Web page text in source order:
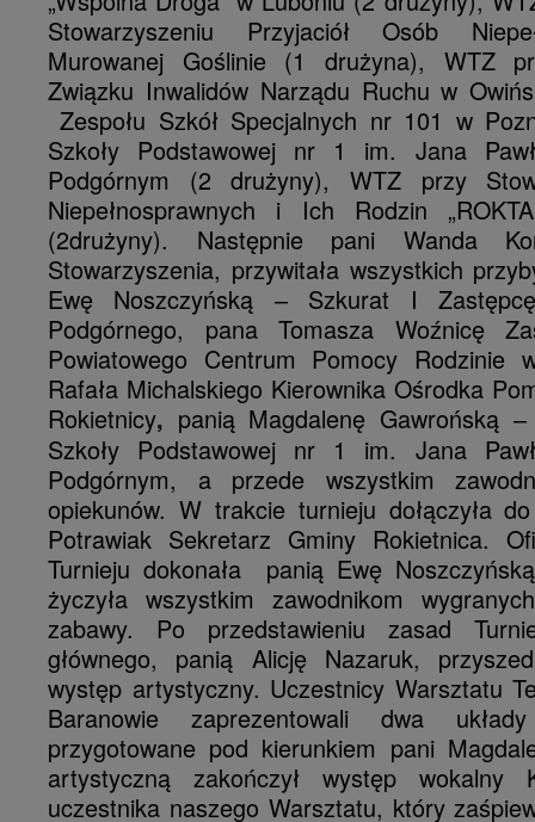
Stowarzyszeniu Przyjaciół Osób
Murowanej Goślinie (1 drużyna), WTZ
Związku Inwalidów Narządu Ruchu w
Zespołu Szkół Specjalnych nr 101 w
Szkoły Podstawowej nr 1 im. Jana
Podgórnym (2 drużyny), WTZ przy
Niepełnosprawnych i Ich Rodzin
(2drużyny). Następnie pani Wanda
Stowarzyszenia, przywitała wszystkich
Ewę Noszczyńską – Szkurat I
Podgórnego, pana Tomasza Woźnicę
Powiatowego Centrum Pomocy Rodzinie
Rafała Michalskiego Kierownika Ośrodka
Rokietnicy, panią Magdalenę Gawrońską
Szkoły Podstawowej nr 1 im. Jana
Podgórnym, a przede wszystkim
opiekunów. W trakcie turnieju dołączyła
Potrawiak Sekretarz Gminy Rokietnica.
Turnieju dokonała panią Ewę
życzyła wszystkim zawodnikom
zabawy. Po przedstawieniu zasad
głównego, panią Alicję Nazaruk,
występ artystyczny. Uczestnicy Warsztatu
Baranowie zaprezentowali dwa
przygotowane pod kierunkiem pani
artystyczną zakończył występ wokalny
uczestnika naszego Warsztatu, który